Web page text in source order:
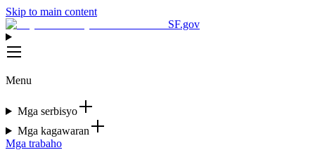
Skip to main content
SF.gov
Menu
Mga serbisyo
Mga kagawaran
Mga trabaho